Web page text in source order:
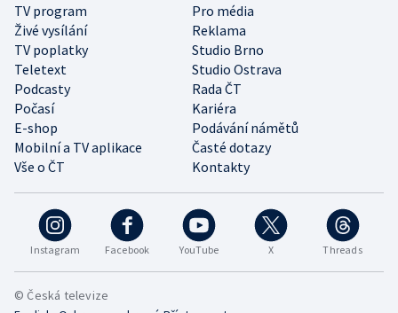
Instagram Facebook YouTube X Threads
TV program
Pro média
Živé vysílání
Reklama
TV poplatky
Studio Brno
Teletext
Studio Ostrava
Podcasty
Rada ČT
Počasí
Kariéra
E-shop
Podávání námětů
Mobilní a TV aplikace
Časté dotazy
Vše o ČT
Kontakty
© Česká televize